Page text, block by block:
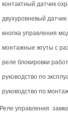
контактный датчик
двухуровневый
кнопка управления
монтажные жгуты с
реле блокировки
руководство по
руководство по
Реле управления